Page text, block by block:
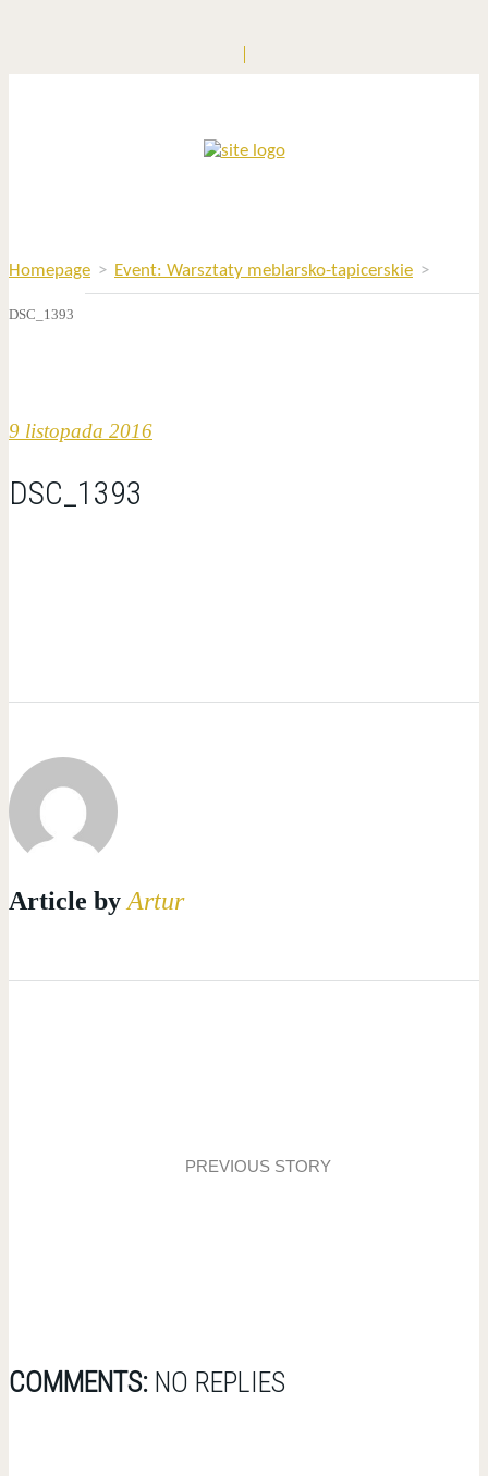
Homepage > Event: Warsztaty meblarsko-tapicerskie >
DSC_1393
9 listopada 2016
DSC_1393
Article by Artur
PREVIOUS STORY
COMMENTS: NO REPLIES